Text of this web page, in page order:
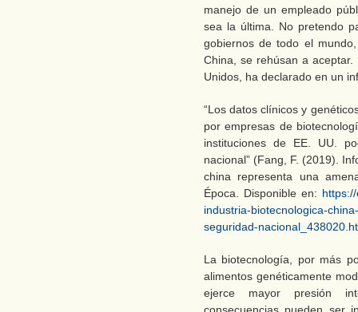
manejo de un empleado
sea la última. No pretendo
gobiernos de todo el
China, se rehúsan a
Unidos, ha declarado en un
“Los datos clínicos y
por empresas de
instituciones de EE. UU.
nacional” (Fang, F. (2019).
china representa una
Época. Disponible en:
industria-biotecnologica-
seguridad-
La biotecnología, por más
alimentos genéticamente
ejerce mayor presión